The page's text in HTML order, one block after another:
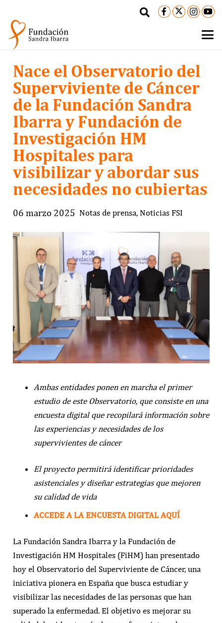
Nace el Observatorio del
Superviviente de Cáncer
de la Fundación Sandra
Ibarra y Fundación de
Investigación HM
Hospitales para
visibilizar y abordar sus
necesidades no cubiertas
06 marzo 2025 Notas de prensa, Noticias FSI
Ambas entidades ponen en marcha el primer
estudio de este Observatorio, que consiste en una
encuesta digital que recopilará información sobre
las experiencias y necesidades de los
supervivientes de cáncer
El proyecto permitirá identificar prioridades
asistenciales y diseñar estrategias que mejoren
su calidad de vida
ACCEDE A LA ENCUESTA DIGITAL AQUÍ
La Fundación Sandra Ibarra y la Fundación de
Investigación HM Hospitales (FiHM) han presentado
hoy el Observatorio del Superviviente de Cáncer, una
iniciativa pionera en España que busca estudiar y
visibilizar las necesidades de las personas que han
superado la enfermedad. El objetivo es mejorar su